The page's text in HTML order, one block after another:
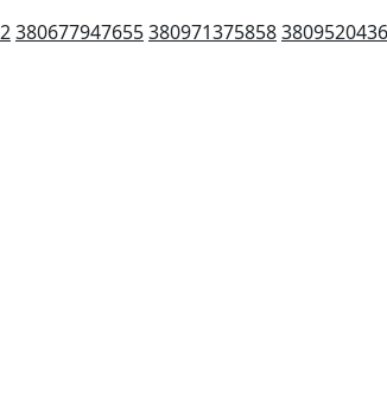
380677947655380971375858